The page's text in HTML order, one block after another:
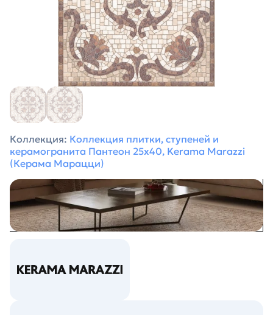
Коллекция: Коллекция плитки, ступеней и
керамогранита Пантеон 25х40, Kerama Marazzi
(Керама Марацци)